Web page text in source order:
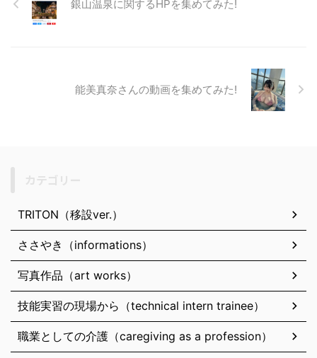
銀山温泉に関するHPを集めてみた!
能美真奈さんの動画を集めてみた!
TRITON（移設ver.）
ささやき（informations）
写真作品（art works）
技能実習の現場から（technical intern trainee）
職業としての介護（caregiving as a profession）